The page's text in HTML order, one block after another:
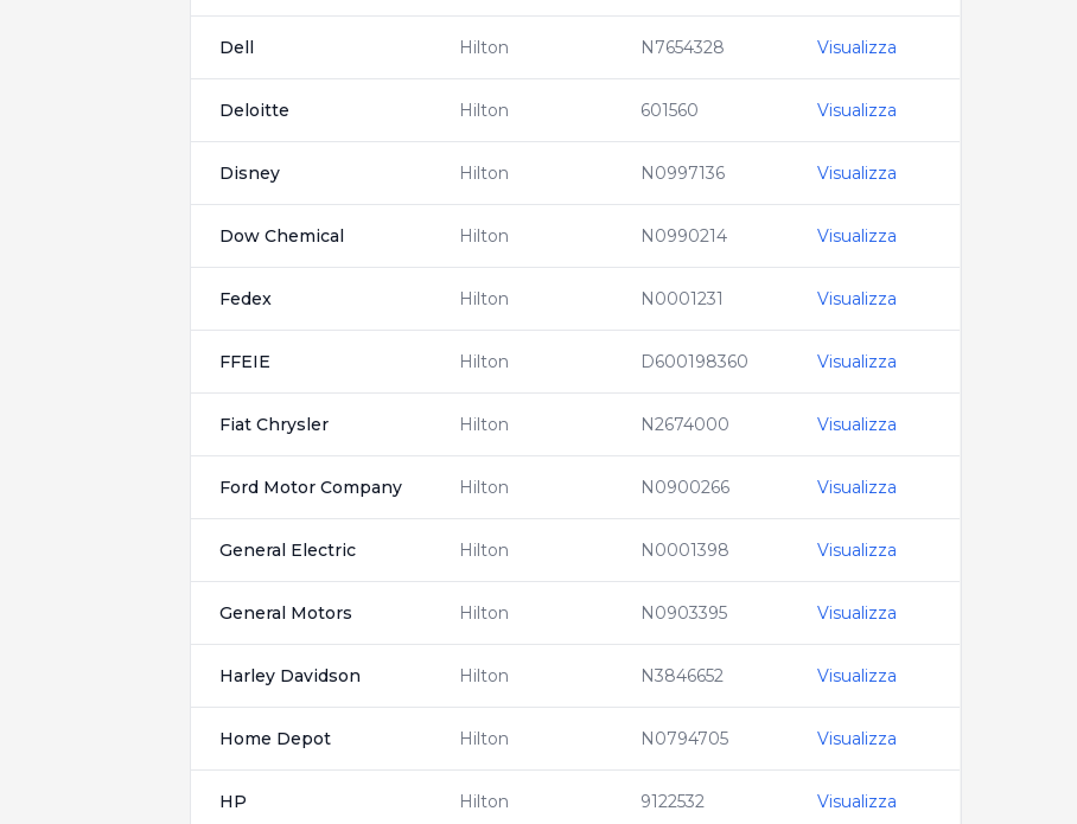
Dell Hilton N7654328 Visualizza
Deloitte Hilton 601560 Visualizza
Disney Hilton N0997136 Visualizza
Dow Chemical Hilton N0990214 Visualizza
Fedex Hilton N0001231 Visualizza
FFEIE Hilton D600198360 Visualizza
Fiat Chrysler Hilton N2674000 Visualizza
Ford Motor Company Hilton N0900266 Visualizza
General Electric Hilton N0001398 Visualizza
General Motors Hilton N0903395 Visualizza
Harley Davidson Hilton N3846652 Visualizza
Home Depot Hilton N0794705 Visualizza
HP Hilton 9122532 Visualizza